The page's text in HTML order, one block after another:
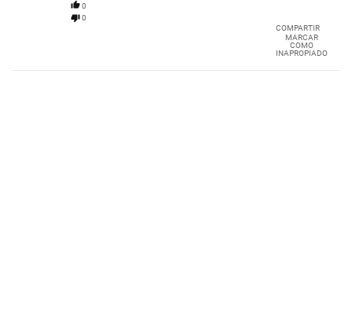
0
0
COMPARTIR
MARCAR
COMO
INAPROPIADO